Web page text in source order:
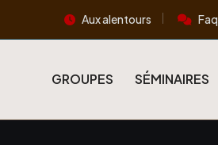
Aux alentours Faq
GROUPES SÉMINAIRES